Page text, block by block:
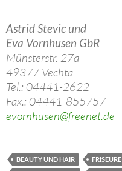
Astrid Stevic und
Eva Vornhusen GbR
Münsterstr. 27a
49377 Vechta
Tel.: 04441-2622
Fax.: 04441-855757
evornhusen@freenet.de
BEAUTY UND HAIR FRISEURE